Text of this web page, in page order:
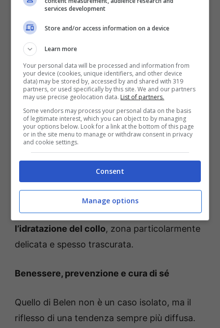
Belen Rodriguez, il post che cambia tutto –
annamariabernini.it
Presso lo studio del dottor Michele
Bonaccorso, Belen ha effettuato un ciclo di
uncocktail di antiossidantistudiato per
contrastare lo stress ossidativo. A
completare il percorso, unprofilo mirato per
l’idratazione del collo, zona particolarmente
delicata e spesso trascurata.
Benessere, prevenzione e cura di sé
Quello di Belen non è un caso isolato, ma il
riflesso di una tendenza sempre più diffusa.
services development
Store and/or access information on a device
Learn more
Your personal data will be processed and information from
your device (cookies, unique identifiers, and other device
data) may be stored by, accessed by and shared with 319
partners, or used specifically by this site. We and our partners
may use precise geolocation data. List of partners.
Some vendors may process your personal data on the basis
of legitimate interest, which you can object to by managing
your options below. Look for a link at the bottom of this page
or in the site menu to manage or withdraw consent in privacy
and cookie settings.
Consent
Manage options